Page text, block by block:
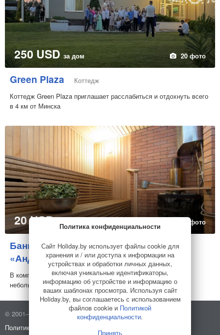
250 USD за дом 20 фото
Green Plaza
Коттедж
Коттедж Green Plaza приглашает расслабиться и отдохнуть всего
в 4 км от Минска
20 USD 7 фото
Банный комплекс в коттедже
«Андреевский»
Баня
В комплекс входит русская баня на дровах (топят хозяева),
небольшой бассейн, русский бильярд 9 фу...
© 2001–2026 Holiday.by
Правила использования сайта
Политика конфиденциальности
Политика конфиденциальности
Сайт Holiday.by использует файлы cookie для
хранения и / или доступа к информации на
устройствах и обработки личных данных,
включая уникальные идентификаторы,
информацию об устройстве и информацию о
ваших шаблонах просмотра. Используя сайт
Holiday.by, вы соглашаетесь с использованием
файлов cookie и Политикой
конфиденциальности.
Принять